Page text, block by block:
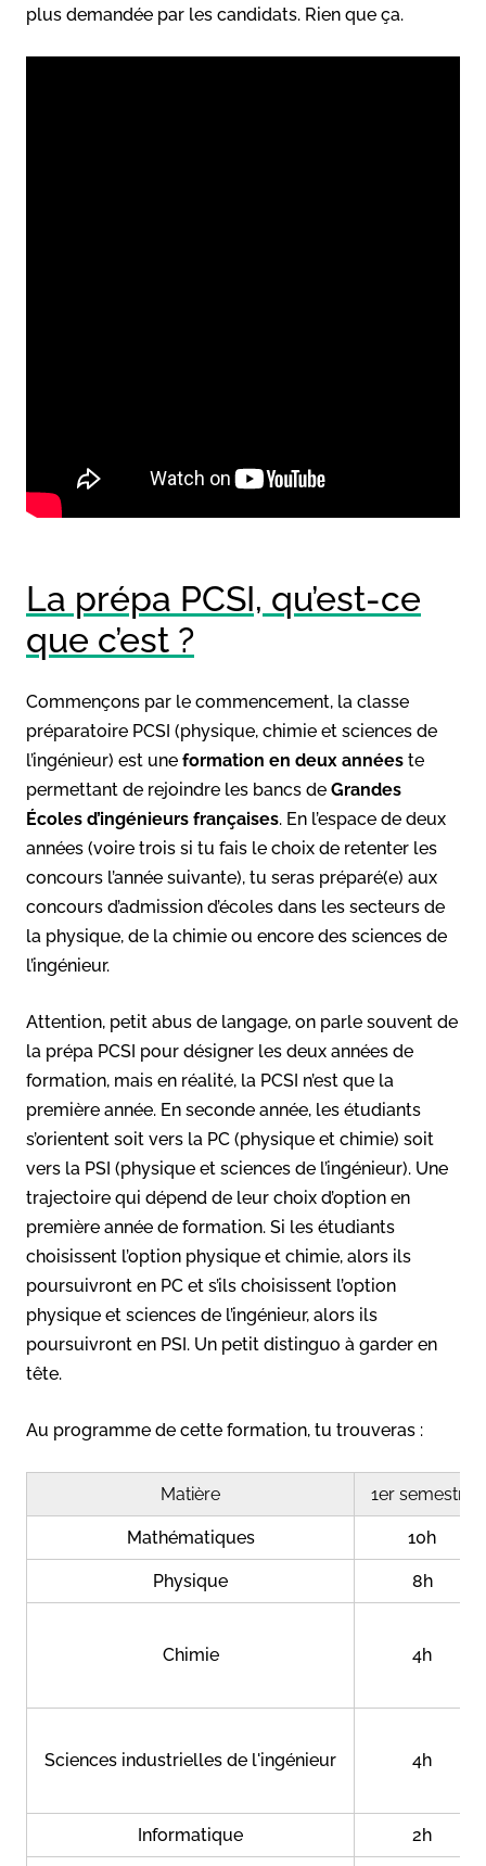
plus demandée par les candidats. Rien que ça.
La prépa PCSI, qu’est-ce
que c’est ?
Commençons par le commencement, la classe
préparatoire PCSI (physique, chimie et sciences de
l’ingénieur) est une formation en deux années te
permettant de rejoindre les bancs de Grandes
Écoles d’ingénieurs françaises. En l’espace de deux
années (voire trois si tu fais le choix de retenter les
concours l’année suivante), tu seras préparé(e) aux
concours d’admission d’écoles dans les secteurs de
la physique, de la chimie ou encore des sciences de
l’ingénieur.
Attention, petit abus de langage, on parle souvent de
la prépa PCSI pour désigner les deux années de
formation, mais en réalité, la PCSI n’est que la
première année. En seconde année, les étudiants
s’orientent soit vers la PC (physique et chimie) soit
vers la PSI (physique et sciences de l’ingénieur). Une
trajectoire qui dépend de leur choix d’option en
première année de formation. Si les étudiants
choisissent l’option physique et chimie, alors ils
poursuivront en PC et s’ils choisissent l’option
physique et sciences de l’ingénieur, alors ils
poursuivront en PSI. Un petit distinguo à garder en
tête.
Au programme de cette formation, tu trouveras :
Matière 1er semestre
Mathématiques 10h
Physique 8h
Chimie 4h
Sciences industrielles de l'ingénieur 4h
Informatique 2h